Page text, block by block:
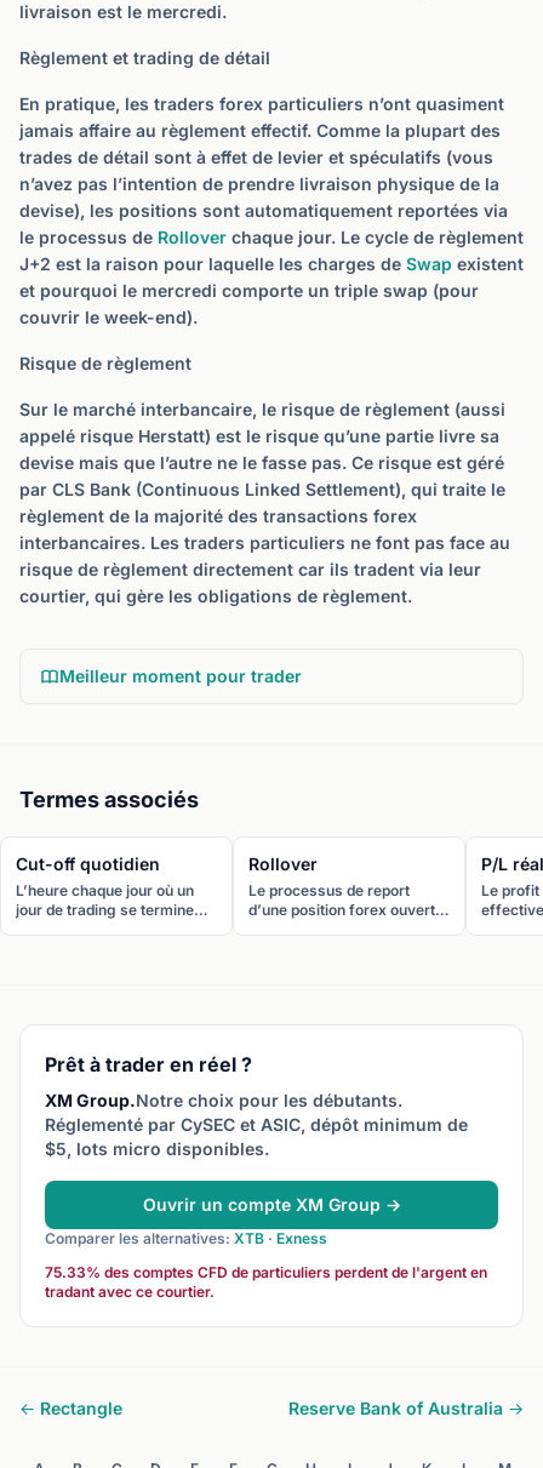
livraison est le mercredi.
Règlement et trading de détail
En pratique, les traders forex particuliers n’ont quasiment
jamais affaire au règlement effectif. Comme la plupart des
trades de détail sont à effet de levier et spéculatifs (vous
n’avez pas l’intention de prendre livraison physique de la
devise), les positions sont automatiquement reportées via
le processus de Rollover chaque jour. Le cycle de règlement
J+2 est la raison pour laquelle les charges de Swap existent
et pourquoi le mercredi comporte un triple swap (pour
couvrir le week-end).
Risque de règlement
Sur le marché interbancaire, le risque de règlement (aussi
appelé risque Herstatt) est le risque qu’une partie livre sa
devise mais que l’autre ne le fasse pas. Ce risque est géré
par CLS Bank (Continuous Linked Settlement), qui traite le
règlement de la majorité des transactions forex
interbancaires. Les traders particuliers ne font pas face au
risque de règlement directement car ils tradent via leur
courtier, qui gère les obligations de règlement.
Meilleur moment pour trader
Termes associés
Cut-off quotidien
L’heure chaque jour où un
jour de trading se termine
ce moment.
Rollover
Le processus de report
d’une position forex ouverte
P/L
Le profit
Prêt à trader en réel ?
XM Group.Notre choix pour les débutants.
Réglementé par CySEC et ASIC, dépôt minimum de
$5, lots micro disponibles.
Ouvrir un compte XM Group →
Comparer les alternatives: XTB · Exness
75.33% des comptes CFD de particuliers perdent de l'argent en
tradant avec ce courtier.
← Rectangle Reserve Bank of Australia →